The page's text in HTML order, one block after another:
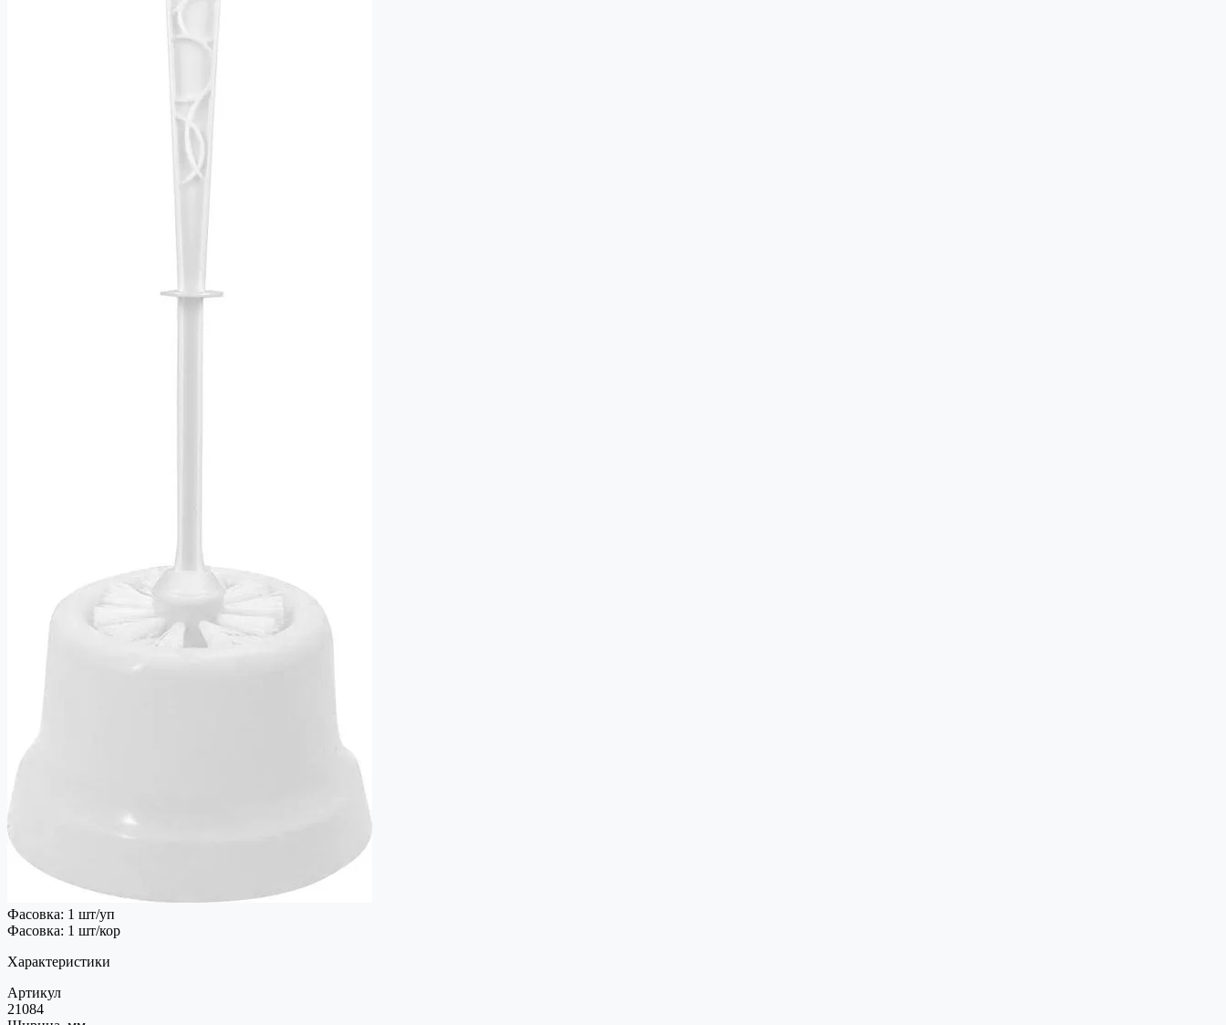
Фасовка: 1 шт/уп
Фасовка: 1 шт/кор
Характеристики
Артикул
21084